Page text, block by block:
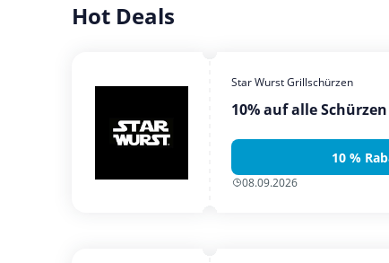
Hot Deals
Star Wurst Grillschürzen
10% auf alle Schürzen
10 %
08.09.2026